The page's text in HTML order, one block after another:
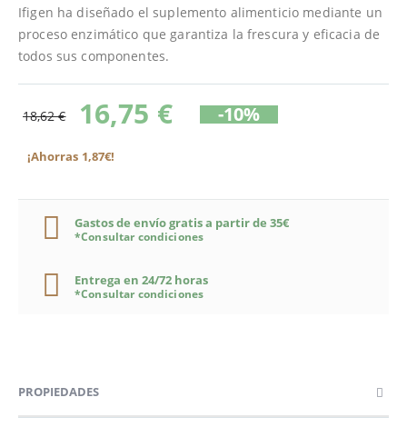
Ifigen ha diseñado el suplemento alimenticio mediante un
proceso enzimático que garantiza la frescura y eficacia de
todos sus componentes.
18,62 € 16,75 € -10%
¡Ahorras 1,87€!
Gastos de envío gratis a partir de 35€
*Consultar condiciones
Entrega en 24/72 horas
*Consultar condiciones
PROPIEDADES